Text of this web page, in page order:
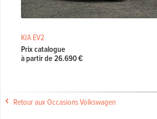
KIA EV2
Prix catalogue
à partir de 26.690 €
Retour aux Occasions Volkswagen